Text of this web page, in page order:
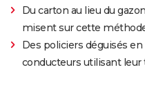
Du carton au lieu du
misent sur cette
Des policiers déguisés
conducteurs utilisant